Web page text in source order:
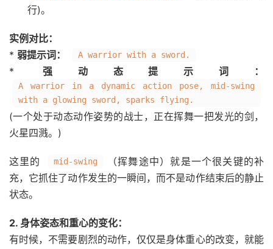
行)。
实例对比：
* 弱提示词： A warrior with a sword.
* 强动态提示词：
A warrior in a dynamic action pose, mid-swing
with a glowing sword, sparks flying.
(一个处于动态动作姿势的战士，正在挥舞一把发光的剑，
火星四溅。)
这里的 mid-swing
（挥舞途中）就是一个很关键的补
充，它抓住了动作发生的一瞬间，而不是动作结束后的静止
状态。
2. 身体姿态和重心的变化：
有时候，不需要剧烈的动作，仅仅是身体重心的改变，就能